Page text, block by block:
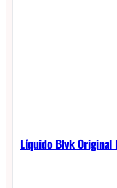
Líquido Blvk Original